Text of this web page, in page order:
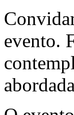
evento.